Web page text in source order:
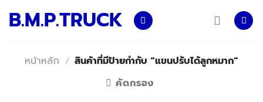
B.M.P.TRUCK
หน้าหลัก / สินค้าที่มีป้ายกำกับ “แขนปรับได้ลูกหมาก”
คัดกรอง